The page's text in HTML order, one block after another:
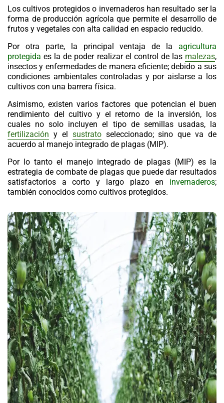
Los cultivos protegidos o invernaderos han resultado ser la
forma de producción agrícola que permite el desarrollo de
frutos y vegetales con alta calidad en espacio reducido.
Por otra parte, la principal ventaja de la agricultura
protegida es la de poder realizar el control de las malezas,
insectos y enfermedades de manera eficiente; debido a sus
condiciones ambientales controladas y por aislarse a los
cultivos con una barrera física.
Asimismo, existen varios factores que potencian el buen
rendimiento del cultivo y el retorno de la inversión, los
cuales no solo incluyen el tipo de semillas usadas, la
fertilización y el sustratoseleccionado; sino que va de
acuerdo al manejo integrado de plagas (MIP).
Por lo tanto el manejo integrado de plagas (MIP) es la
estrategia de combate de plagas que puede dar resultados
satisfactorios a corto y largo plazo en invernaderos;
también conocidos como cultivos protegidos.